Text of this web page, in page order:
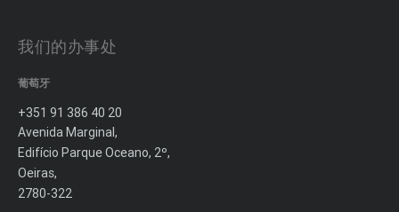
我们的办事处
葡萄牙
+351 91 386 40 20
Avenida Marginal,
Edifício Parque Oceano, 2º,
Oeiras,
2780-322